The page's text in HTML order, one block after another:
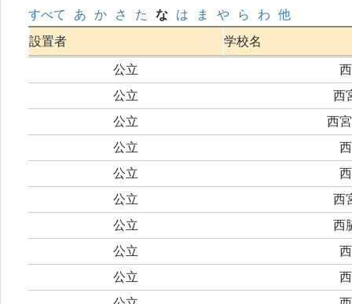
すべて あ か さ た な は ま や ら わ
他
設置者
学校名
公立
公立
西
公立
西
公立
公立
公立
西
公立
西
公立
公立